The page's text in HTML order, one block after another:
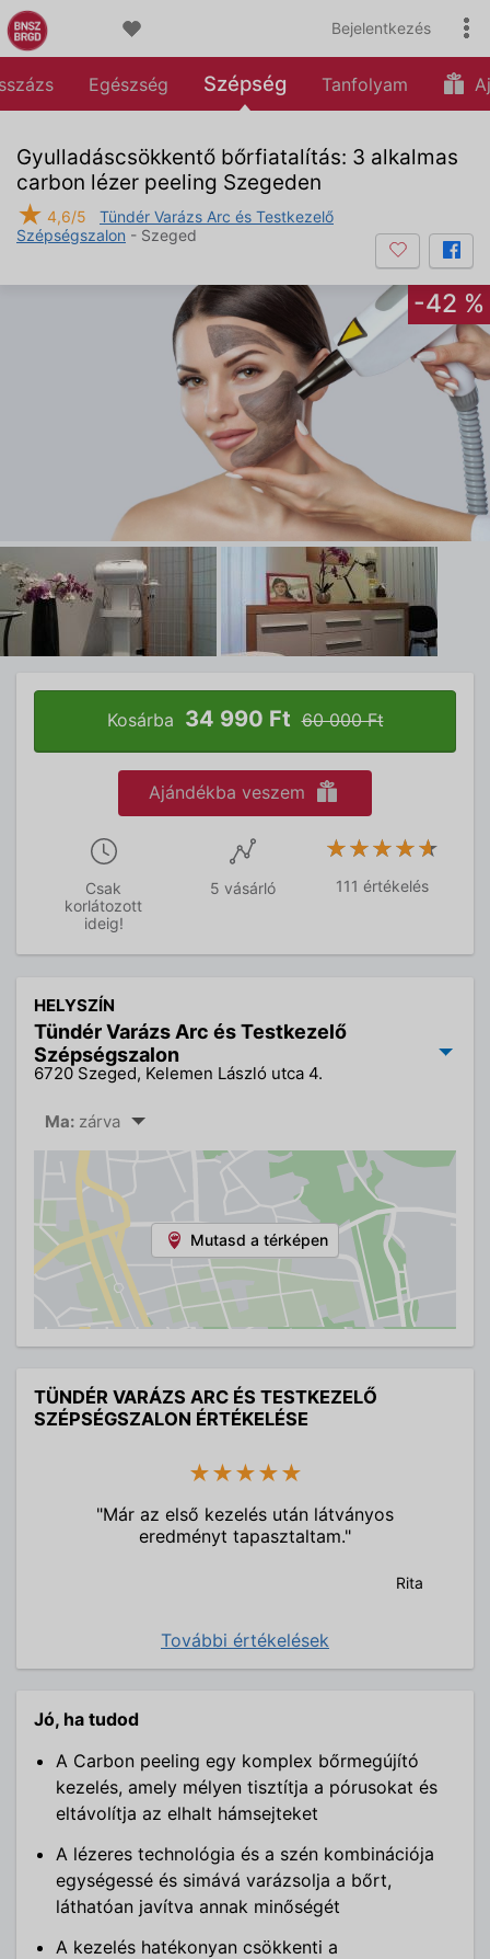
Bejelentkezés
Egészség Szépség Tanfolyam
Gyulladáscsökkentő bőrfiatalítás: 3 alkalmas
carbon lézer peeling Szegeden
★ 4,6/5
Tündér Varázs Arc és Testkezelő
Szépségszalon - Szeged
-42 %
Kosárba 34 990 Ft 60 000 Ft
Ajándékba veszem
Csak
korlátozott
ideig!
5 vásárló
★★★★★
★★★★★
111 értékelés
HELYSZÍN
Tündér Varázs Arc és Testkezelő
Szépségszalon
6720 Szeged, Kelemen László utca 4.
Ma: zárva
Mutasd a térképen
TÜNDÉR VARÁZS ARC ÉS TESTKEZELŐ
SZÉPSÉGSZALON ÉRTÉKELÉSE
★★★★★
"Már az első kezelés után látványos
eredményt tapasztaltam."
Rita
További értékelések
Jó, ha tudod
A Carbon peeling egy komplex bőrmegújító
kezelés, amely mélyen tisztítja a pórusokat és
eltávolítja az elhalt hámsejteket
A lézeres technológia és a szén kombinációja
egységessé és simává varázsolja a bőrt,
láthatóan javítva annak minőségét
A kezelés hatékonyan csökkenti a